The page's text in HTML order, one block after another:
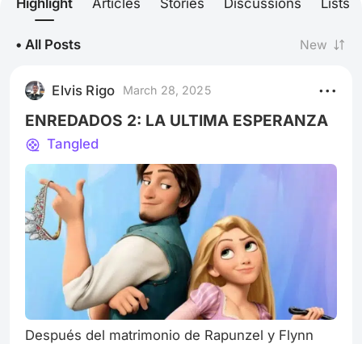
• All Posts New
Elvis Rigo March 28, 2025
ENREDADOS 2: LA ULTIMA ESPERANZA
Tangled
Después del matrimonio de Rapunzel y Flynn